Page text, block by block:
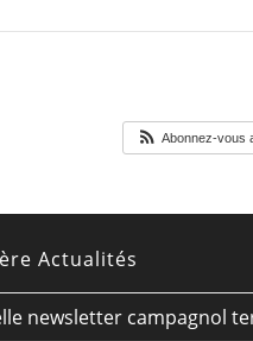
Abonnez-vous
Actualités
newsletter campagnol